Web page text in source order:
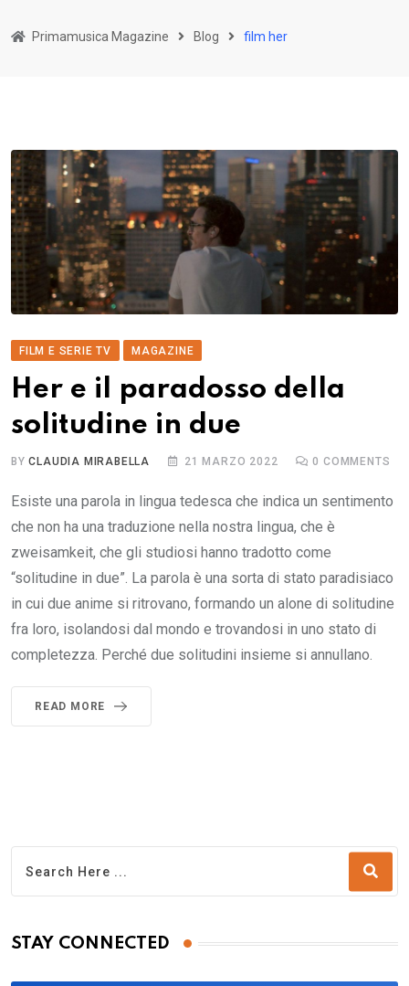
Primamusica Magazine Blog film her
FILM E SERIE TV MAGAZINE
Her e il paradosso della
solitudine in due
BYCLAUDIA MIRABELLA 21 MARZO 2022 0 COMMENTS
Esiste una parola in lingua tedesca che indica un sentimento
che non ha una traduzione nella nostra lingua, che è
zweisamkeit, che gli studiosi hanno tradotto come
“solitudine in due”. La parola è una sorta di stato paradisiaco
in cui due anime si ritrovano, formando un alone di solitudine
fra loro, isolandosi dal mondo e trovandosi in uno stato di
completezza. Perché due solitudini insieme si annullano.
READ MORE
STAY CONNECTED